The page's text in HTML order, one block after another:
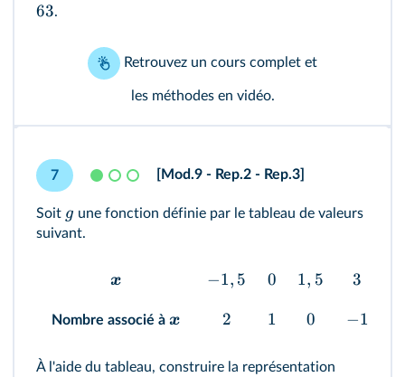
63.
Retrouvez un cours complet et
les méthodes en vidéo.
7 [Mod.9 - Rep.2 - Rep.3]
Soit g une fonction définie par le tableau de valeurs
suivant.
x −1, 5 0 1, 5 3
Nombre associé à x 2 1 0 −1
À l'aide du tableau, construire la représentation